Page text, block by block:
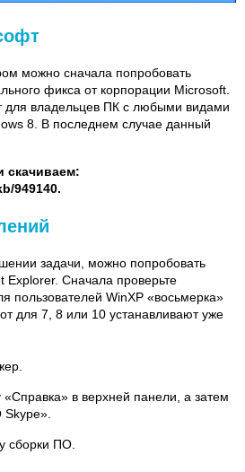
можно сначала попробовать
фикса от корпорации Microsoft.
для владельцев ПК с любыми видами
8. В последнем случае данный
скачиваем:
949140.
задачи, можно попробовать
Explorer. Сначала проверьте
пользователей WinXP «восьмерка»
для 7, 8 или 10 устанавливают уже
«Справка» в верхней панели, а затем
сборки ПО.